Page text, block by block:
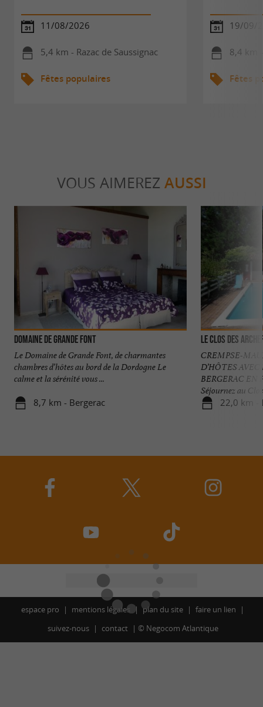
11/08/2026
5,4 km - Razac de Saussignac
Fêtes populaires
19/09/
8,4 km
Fêtes
VOUS AIMEREZ AUSSI
Domaine de Grande Font
Le Domaine de Grande Font, de charmantes
chambres d’hôtes au bord de la Dordogne Le
calme et la sérénité vous ...
8,7 km - Bergerac
Le Clos des
CREMPSE-
D’HÔTES
BERGERAC EN
Séjournez au Clos
22,0 km -
espace pro mentions légales plan du site
faire un lien
suivez-nous
contact © Negocom Atlantique